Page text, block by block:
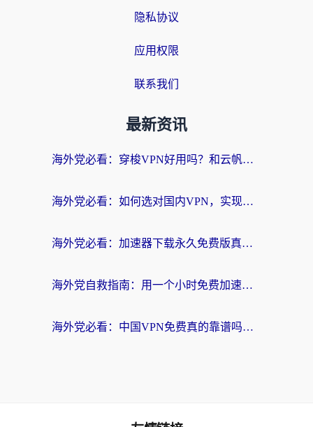
隐私协议
应用权限
联系我们
最新资讯
海外党必看：穿梭VPN好用吗？和云帆VPN对比哪个回国效果更好？附真实测评+避坑指南
海外党必看：如何选对国内VPN，实现无缝访问国内资源？
海外党必看：加速器下载永久免费版真的存在吗？教你无缝访问国内资源的正确姿势
海外党自救指南：用一个小时免费加速器，轻松打破国内资源访问壁垒？
海外党必看：中国VPN免费真的靠谱吗？手把手教你选对回国加速器